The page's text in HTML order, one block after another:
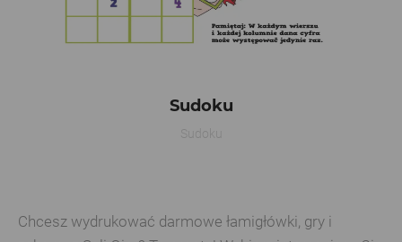
Sudoku
Sudoku
Chcesz wydrukować darmowe łamigłówki, gry i